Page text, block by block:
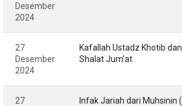
Desember
2024
27
Desember
2024
Kafallah Ustadz Khotib
Shalat Jum’at
27
Infak Jariah dari Muhsinin